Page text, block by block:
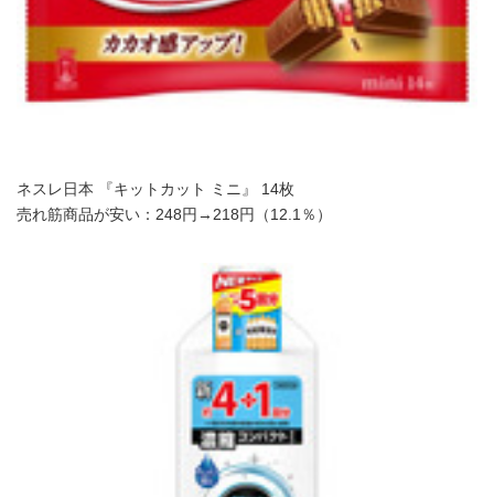
ネスレ日本 『キットカット ミニ』 14枚
売れ筋商品が安い：248円→218円（12.1％）